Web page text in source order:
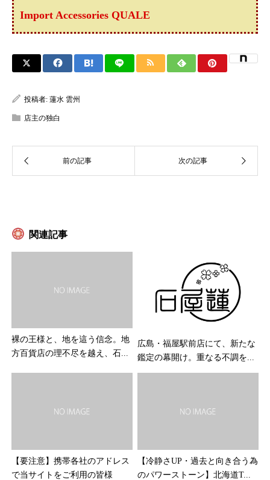
Import Accessories QUALE
投稿者: 蓮水 雲州
店主の独白
関連記事
裸の王様と、地を這う信念。地
方百貨店の理不尽を越え、石...
広島・福屋駅前店にて、新たな
鑑定の幕開け。重なる不調を...
【要注意】携帯各社のアドレス
で当サイトをご利用の皆様
【冷静さUP・過去と向き合う為
のパワーストーン】北海道T...